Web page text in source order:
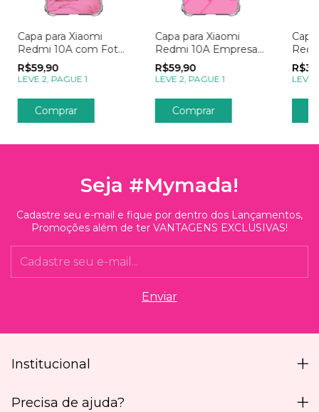
Capa para Xiaomi
Redmi 10A com Foto
Momentos Sua Foto
R$59,90
LEVE 2, PAGUE 1
Comprar
Capa para Xiaomi
Redmi 10A Empresas
Sua Logo
R$59,90
LEVE 2, PAGUE 1
Comprar
Sua
LEVE
Seja #Mymada!
Cadastre seu e-mail e fique por dentro dos Lançamentos,
Promoções além de ter VANTAGENS EXCLUSIVAS!
Institucional
Precisa de ajuda?